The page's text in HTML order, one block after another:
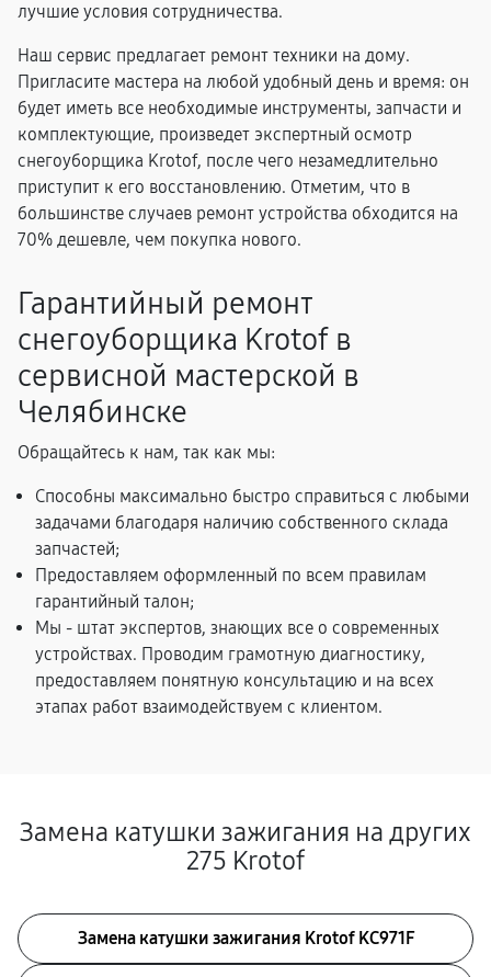
лучшие условия сотрудничества.
Наш сервис предлагает ремонт техники на дому.
Пригласите мастера на любой удобный день и время: он
будет иметь все необходимые инструменты, запчасти и
комплектующие, произведет экспертный осмотр
снегоуборщика Krotof, после чего незамедлительно
приступит к его восстановлению. Отметим, что в
большинстве случаев ремонт устройства обходится на
70% дешевле, чем покупка нового.
Гарантийный ремонт
снегоуборщика Krotof в
сервисной мастерской в
Челябинске
Обращайтесь к нам, так как мы:
Способны максимально быстро справиться с любыми
задачами благодаря наличию собственного склада
запчастей;
Предоставляем оформленный по всем правилам
гарантийный талон;
Мы - штат экспертов, знающих все о современных
устройствах. Проводим грамотную диагностику,
предоставляем понятную консультацию и на всех
этапах работ взаимодействуем с клиентом.
Замена катушки зажигания на других
275 Krotof
Замена катушки зажигания Krotof KC971F